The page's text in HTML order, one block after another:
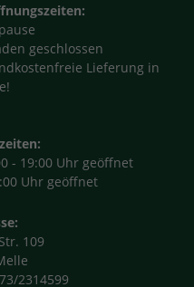
geschlossen
Lieferung in
- 19:00 Uhr geöffnet
Uhr geöffnet
109
2314599